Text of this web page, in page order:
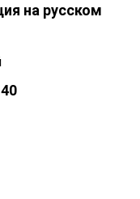
на русском